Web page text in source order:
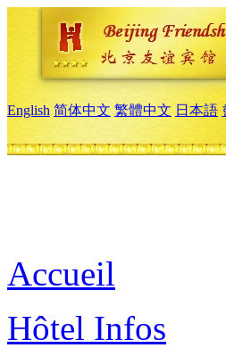
English 简体中文 繁體中文 日本語
Accueil
Hôtel Infos